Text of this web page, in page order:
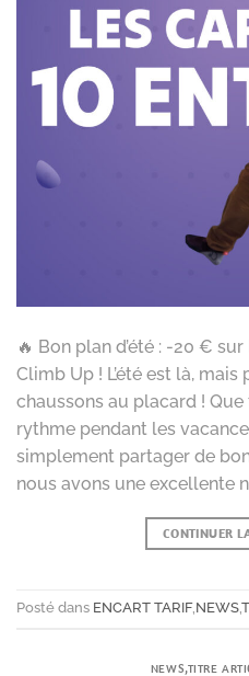
🔥 Bon plan d’été : -20 €
Climb Up ! L’été est là,
chaussons au placard !
rythme pendant les
simplement partager de
nous avons une excellente
CONTINUER
Posté dans ENCART TARIF, NEWS
NEWS,TITRE